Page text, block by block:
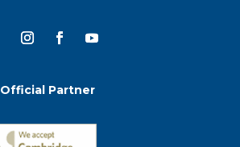
Official Partner